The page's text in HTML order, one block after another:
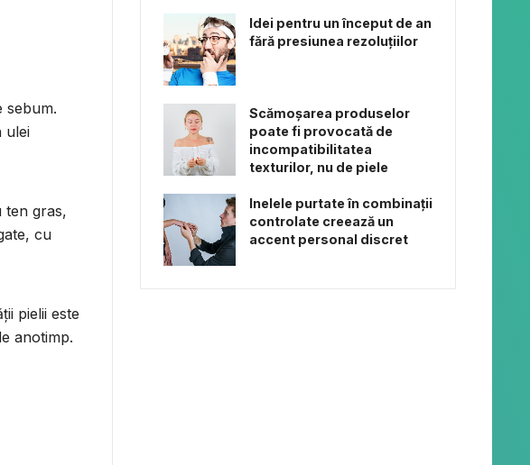
sebum.
ulei
ten gras,
cu
pielii este
anotimp.
Idei pentru un început de an
fără presiunea rezoluțiilor
Scămoșarea produselor
poate fi provocată de
incompatibilitatea
texturilor, nu de piele
Inelele purtate în combinații
controlate creează un
accent personal discret